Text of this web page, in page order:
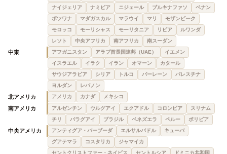
ナイジェリア
ナミビア ニジェール ブルキナファソ
ベナン
ボツワナ
マダガスカル マラウイ マリ
モザンビーク
モロッコ
モーリシャス モーリタニア リビア
ルワンダ
レソト
中央アフリカ 南アフリカ 南スーダン
中東 アフガニスタン アラブ首長国連邦（UAE）
イエメン
イスラエル
イラク イラン オマーン
カタール
サウジアラビア
シリア トルコ バーレーン
パレスチナ
ヨルダン
レバノン
北アメリカ アメリカ カナダ メキシコ
南アメリカ アルゼンチン ウルグアイ エクアドル コロンビア
スリナム
チリ
パラグアイ ブラジル ベネズエラ ペルー ボリビア
中央アメリカ アンティグア・バーブーダ エルサルバドル
キューバ
グアテマラ
コスタリカ
ジャマイカ
セントクリストファー・ネイビス
セントルシア ドミニカ共和国